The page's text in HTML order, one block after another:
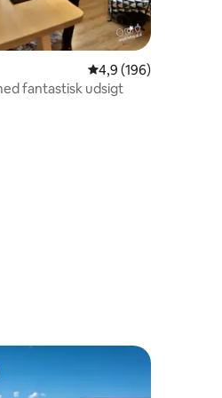
100 omtaler
4,9 ud af 5 i
4,9 (196)
fantastisk udsigt